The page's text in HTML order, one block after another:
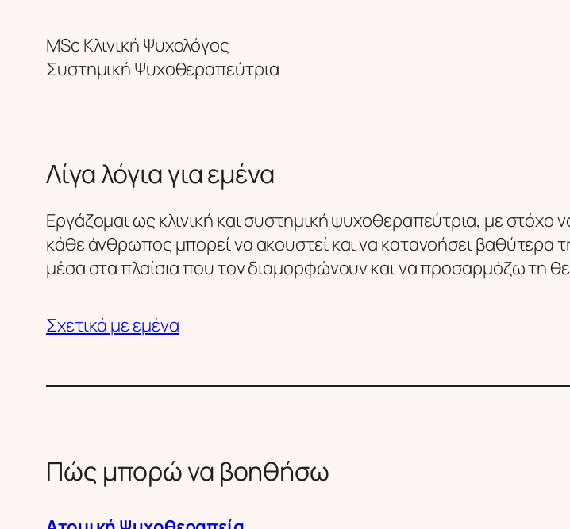
MSc Κλινική Ψυχολόγος
Συστημική Ψυχοθεραπεύτρια
Λίγα λόγια για εμένα
Εργάζομαι ως κλινική και συστημική ψυχοθεραπεύτρια, με
κάθε άνθρωπος μπορεί να ακουστεί και να κατανοήσει βαθύτερα
μέσα στα πλαίσια που τον διαμορφώνουν και να προσαρμόζω τη
Σχετικά με εμένα
Πώς μπορώ να βοηθήσω